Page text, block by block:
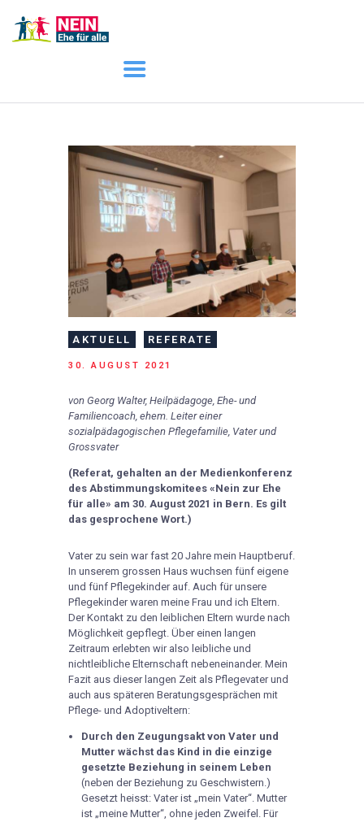
START
DARUM GEHT ES
ÜBER UNS
DOWNLOADS
AKTUELL REFERATE
30. AUGUST 2021
von Georg Walter, Heilpädagoge, Ehe- und
Familiencoach, ehem. Leiter einer
sozialpädagogischen Pflegefamilie, Vater und
Grossvater
(Referat, gehalten an der Medienkonferenz
des Abstimmungskomitees «Nein zur Ehe
für alle» am 30. August 2021 in Bern. Es gilt
das gesprochene Wort.)
Vater zu sein war fast 20 Jahre mein Hauptberuf.
In unserem grossen Haus wuchsen fünf eigene
und fünf Pflegekinder auf. Auch für unsere
Pflegekinder waren meine Frau und ich Eltern.
Der Kontakt zu den leiblichen Eltern wurde nach
Möglichkeit gepflegt. Über einen langen
Zeitraum erlebten wir also leibliche und
nichtleibliche Elternschaft nebeneinander. Mein
Fazit aus dieser langen Zeit als Pflegevater und
auch aus späteren Beratungsgesprächen mit
Pflege- und Adoptiveltern:
Durch den Zeugungsakt von Vater und
Mutter wächst das Kind in die einzige
gesetzte Beziehung in seinem Leben
(neben der Beziehung zu Geschwistern.)
Gesetzt heisst: Vater ist „mein Vater“. Mutter
ist „meine Mutter“, ohne jeden Zweifel. Für